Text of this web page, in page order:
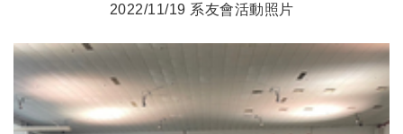
2022/11/19 系友會活動照片